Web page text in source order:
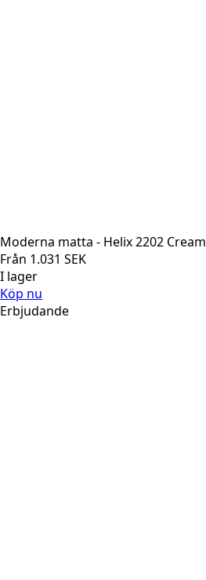
Moderna matta - Helix 2202 Cream
Från 1.031 SEK
I lager
Köp nu
Erbjudande